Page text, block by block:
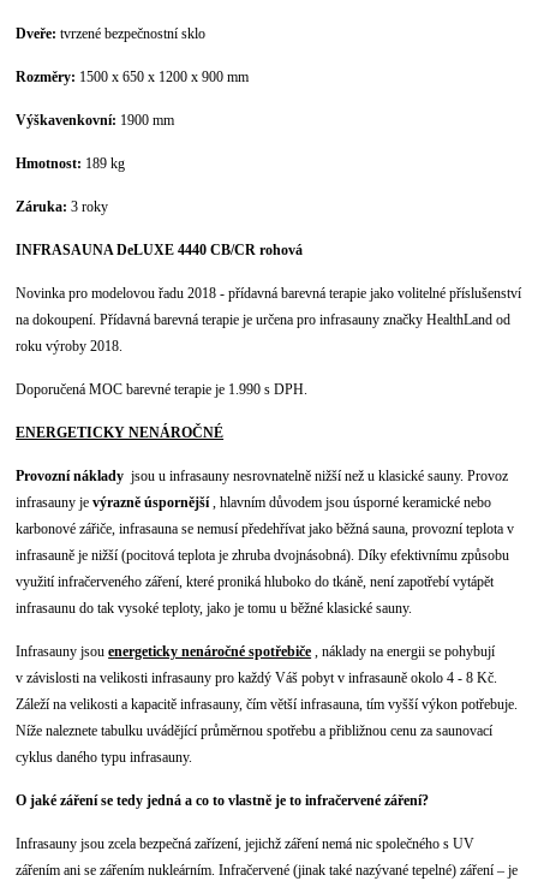
Dveře: tvrzené bezpečnostní sklo
Rozměry: 1500 x 650 x 1200 x 900 mm
Výškavenkovní: 1900 mm
Hmotnost: 189 kg
Záruka: 3 roky
INFRASAUNA DeLUXE 4440 CB/CR rohová
Novinka pro modelovou řadu 2018 - přídavná barevná terapie jako volitelné příslušenství
na dokoupení. Přídavná barevná terapie je určena pro infrasauny značky HealthLand od
roku výroby 2018.
Doporučená MOC barevné terapie je 1.990 s DPH.
ENERGETICKY NENÁROČNÉ
Provozní náklady jsou u infrasauny nesrovnatelně nižší než u klasické sauny. Provoz
infrasauny jevýrazně úspornější,hlavním důvodem jsou úsporné keramické nebo
karbonové zářiče, infrasauna se nemusí předehřívat jako běžná sauna, provozní teplota v
infrasauně je nižší (pocitová teplota je zhruba dvojnásobná). Díky efektivnímu způsobu
využití infračerveného záření, které proniká hluboko do tkáně, není zapotřebí vytápět
infrasaunu do tak vysoké teploty, jako je tomu u běžné klasické sauny.
Infrasauny jsouenergeticky nenáročné spotřebiče , náklady na energii se pohybují
v závislosti na velikosti infrasauny pro každý Váš pobyt v infrasauně okolo 4 - 8 Kč.
Záleží na velikosti a kapacitě infrasauny, čím větší infrasauna, tím vyšší výkon potřebuje.
Níže naleznete tabulku uvádějící průměrnou spotřebu a přibližnou cenu za saunovací
cyklus daného typu infrasauny.
O jaké záření se tedy jedná a co to vlastně je to infračervené záření?
Infrasauny jsou zcela bezpečná zařízení, jejichž záření nemá nic společného s UV
zářením ani se zářením nukleárním. Infračervené (jinak také nazývané tepelné) záření – je